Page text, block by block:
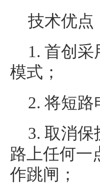
技术优点
1. 首创
模式；
2. 将短
3. 取消
路上任何一
作跳闸；